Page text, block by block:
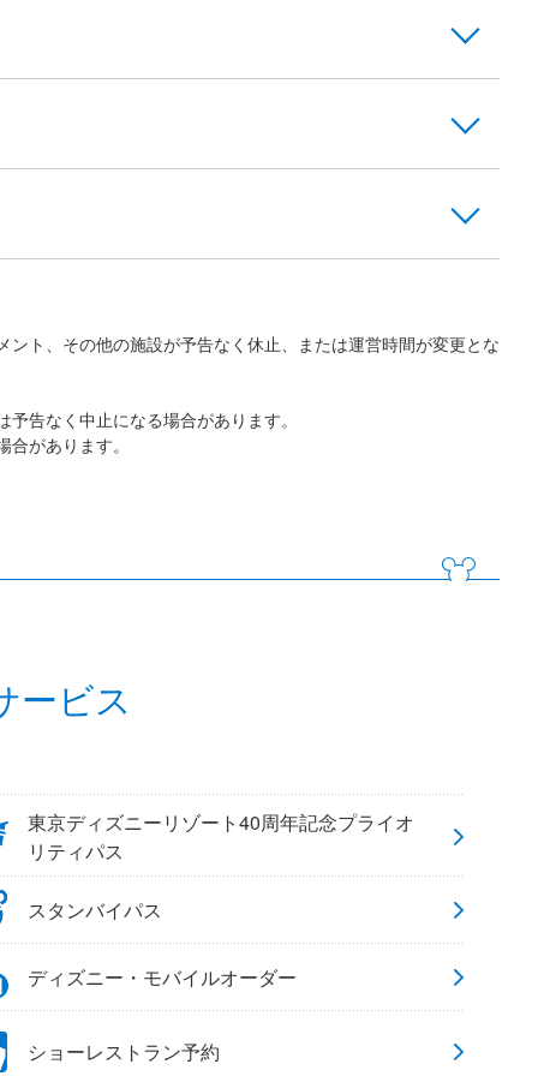
ト、その他の施設が予告なく休止、または運営時間が変更とな
告なく中止になる場合があります。
があります。
ービス
東京ディズニーリゾート40周年記念プライオ
リティパス
スタンバイパス
ディズニー・モバイルオーダー
ショーレストラン予約